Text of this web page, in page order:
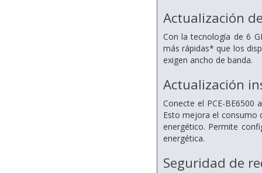
Actualización
Con la tecnología de 6
más rápidas* que los
exigen ancho de banda.
Actualización
Conecte el PCE-
Esto mejora el consumo
energético. Permite
energética.
Seguridad de